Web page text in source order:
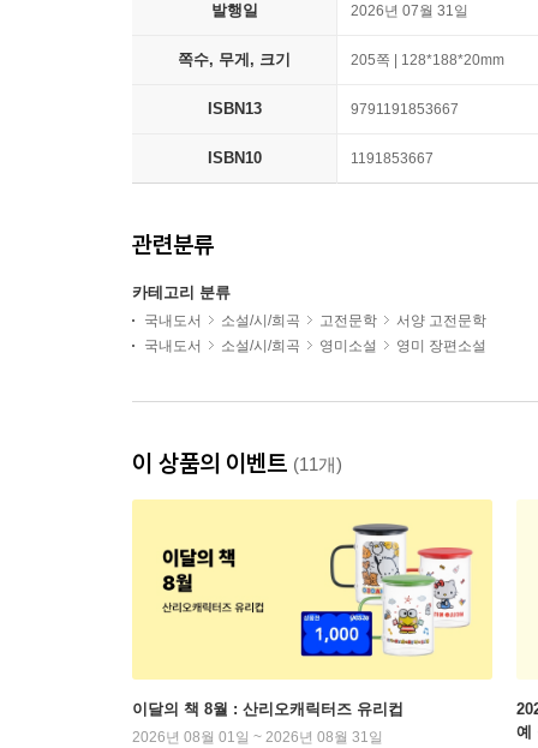
발행일 2026년 07월 31일
쪽수, 무게, 크기 205쪽 | 128*188*20mm
ISBN13 9791191853667
ISBN10 1191853667
관련분류
카테고리 분류
국내도서 소설/시/희곡 고전문학
서양 고전문학
국내도서
소설/시/희곡 영미소설 영미 장편소설
이 상품의 이벤트 (11개)
이달의 책 8월 : 산리오캐릭터즈 유리컵
2026년 08월 01일 ~ 2026년 08월 31일
예